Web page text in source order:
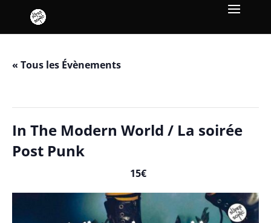
« Tous les Évènements
In The Modern World / La soirée
Post Punk
15€